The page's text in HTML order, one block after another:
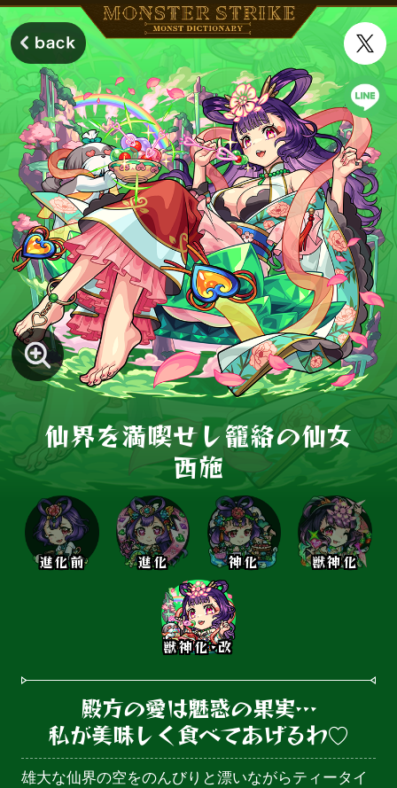
仙界を満喫せし籠絡の仙女
西施
進化前 進化 神化 獣神化
獣神化･改
殿方の愛は魅惑の果実…
私が美味しく食べてあげるわ♡
雄大な仙界の空をのんびりと漂いながらティータイ